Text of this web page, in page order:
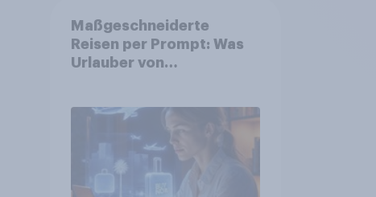
Maßgeschneiderte
Reisen per Prompt: Was
Urlauber von
Tools bei der
Reiseplanung bereits
genutzt werden